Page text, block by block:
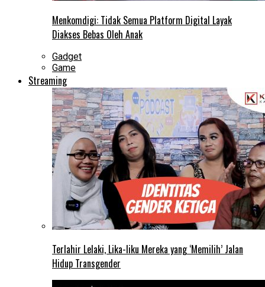
Menkomdigi: Tidak Semua Platform Digital Layak
Diakses Bebas Oleh Anak
Gadget
Game
Streaming
Terlahir Lelaki, Lika-liku Mereka yang ‘Memilih’ Jalan
Hidup Transgender